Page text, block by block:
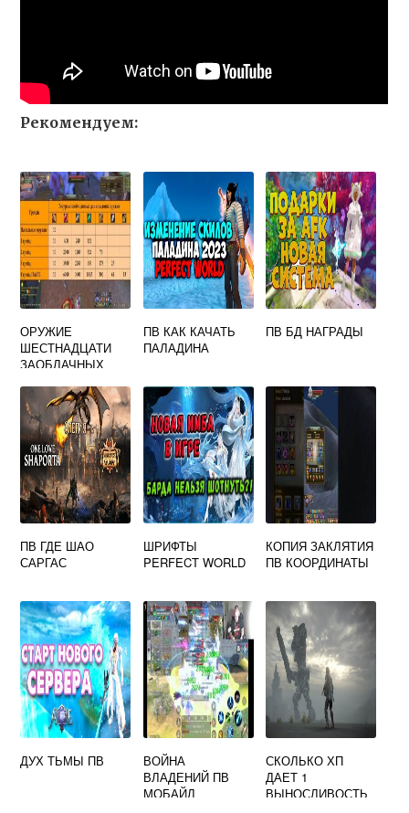
Рекомендуем:
ОРУЖИЕ
ШЕСТНАДЦАТИ
ЗАОБЛАЧНЫХ
ПВ КАК КАЧАТЬ
ПАЛАДИНА
ПВ БД НАГРАДЫ
ПВ ГДЕ ШАО
САРГАС
ШРИФТЫ
PERFECT WORLD
КОПИЯ ЗАКЛЯТИЯ
ПВ КООРДИНАТЫ
ДУХ ТЬМЫ ПВ
ВОЙНА
ВЛАДЕНИЙ ПВ
МОБАЙЛ
СКОЛЬКО ХП
ДАЕТ 1
ВЫНОСЛИВОСТЬ